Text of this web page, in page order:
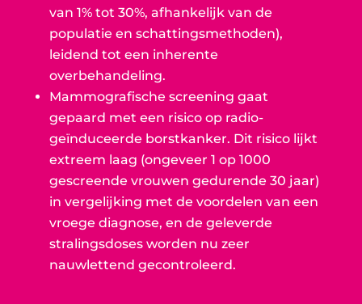
van 1% tot 30%, afhankelijk van de
populatie en schattingsmethoden),
leidend tot een inherente
overbehandeling.
Mammografische screening gaat
gepaard met een risico op radio-
geïnduceerde borstkanker. Dit risico lijkt
extreem laag (ongeveer 1 op 1000
gescreende vrouwen gedurende 30 jaar)
in vergelijking met de voordelen van een
vroege diagnose, en de geleverde
stralingsdoses worden nu zeer
nauwlettend gecontroleerd.